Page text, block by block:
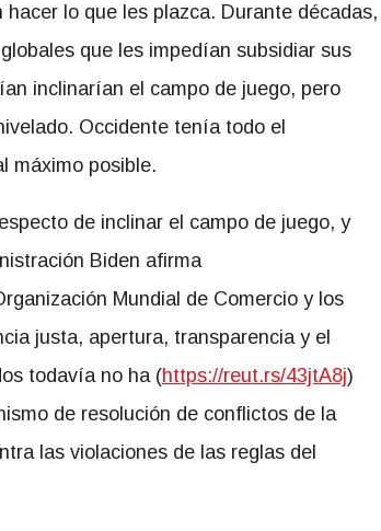
lo que les plazca. Durante décadas,
que les impedían subsidiar sus
inclinarían el campo de juego, pero
Occidente tenía todo el
máximo posible.
de inclinar el campo de juego, y
Biden afirma
Mundial de Comercio y los
justa, apertura, transparencia y el
todavía no ha (https://reut.rs/43jtA8j)
de resolución de conflictos de la
las violaciones de las reglas del